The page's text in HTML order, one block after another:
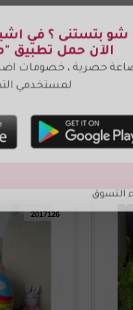
2017126